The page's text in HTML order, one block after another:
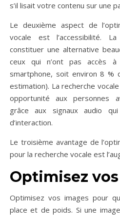
s’il lisait votre contenu sur une
Le deuxième aspect de
vocale est l’accessibilité.
constituer une alternative
ceux qui n’ont pas accès
smartphone, soit environ 8 %
estimation). La recherche
opportunité aux personnes
grâce aux signaux audio
d’interaction.
Le troisième avantage de
pour la recherche vocale est
Optimisez
Optimisez vos images pour
place et de poids. Si une